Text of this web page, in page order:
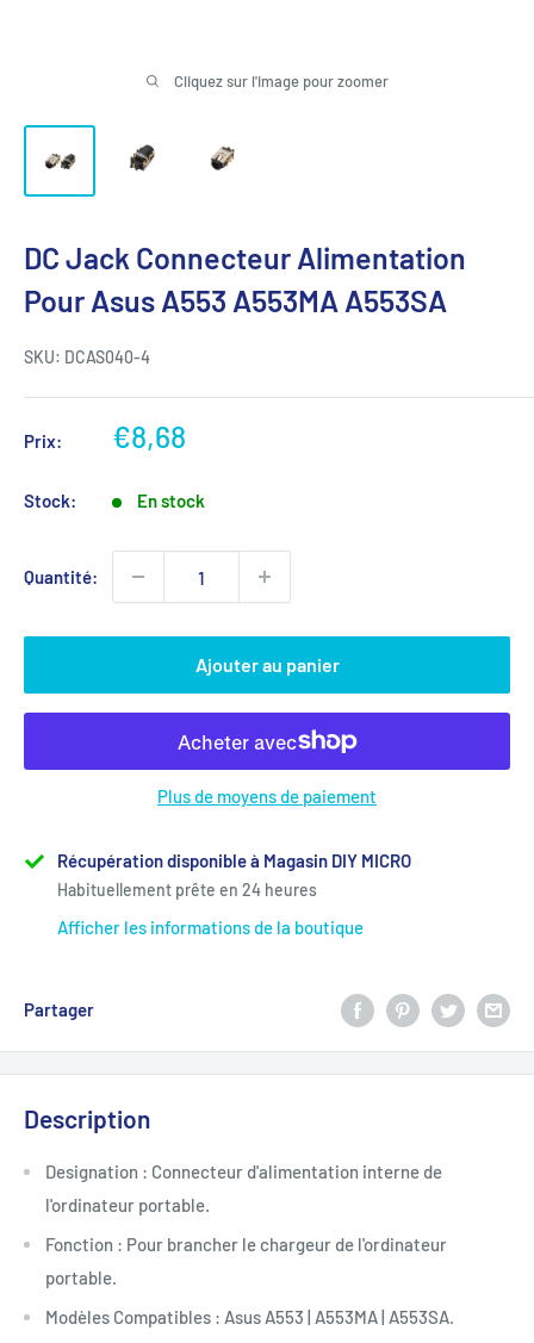
Cliquez sur l'image pour zoomer
DC Jack Connecteur Alimentation
Pour Asus A553 A553MA A553SA
SKU: DCAS040-4
Prix:
Prix
€8,68
Stock: En stock
Quantité:
Ajouter au panier
Plus de moyens de paiement
Récupération disponible à Magasin DIY MICRO
Habituellement prête en 24 heures
Afficher les informations de la boutique
Partager
Description
Designation : Connecteur d'alimentation interne de
l'ordinateur portable.
Fonction : Pour brancher le chargeur de l'ordinateur
portable.
Modèles Compatibles : Asus A553 | A553MA | A553SA.